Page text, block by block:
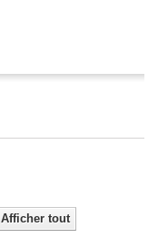
Afficher tout